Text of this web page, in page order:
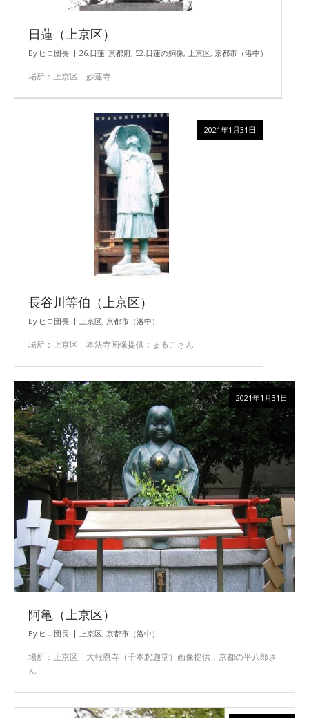
日蓮（上京区）
By ヒロ団長 26.日蓮_京都府, 52.日蓮の銅像, 上京区, 京都市（洛中）
場所：上京区 妙蓮寺
長谷川等伯（上京区）
By ヒロ団長 上京区, 京都市（洛中）
場所：上京区 本法寺画像提供：まるこさん
2021年1月31日
阿亀（上京区）
By ヒロ団長 上京区, 京都市（洛中）
場所：上京区 大報恩寺（千本釈迦堂）画像提供：京都の平八郎さ
ん
2021年1月31日